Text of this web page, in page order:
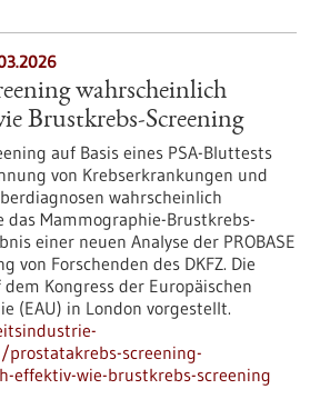
wahrscheinlich
Brustkrebs-Screening
auf Basis eines PSA-Bluttests
von Krebserkrankungen und
wahrscheinlich
Mammographie-Brustkrebs-
einer neuen Analyse der PROBASE
von Forschenden des DKFZ. Die
Kongress der Europäischen
(EAU) in London vorgestellt.
screening-
effektiv-wie-brustkrebs-screening